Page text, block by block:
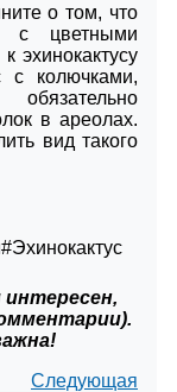
о том, что
с цветными
эхинокактусу
с колючками,
в ареолах.
вид такого
#Эхинокактус
Следующая